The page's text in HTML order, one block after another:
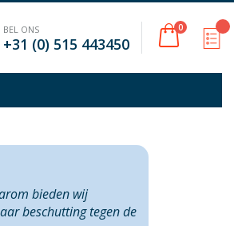
Cart
0producten
BEL ONS
+31 (0) 515 443450
bieden wij
beschutting tegen de